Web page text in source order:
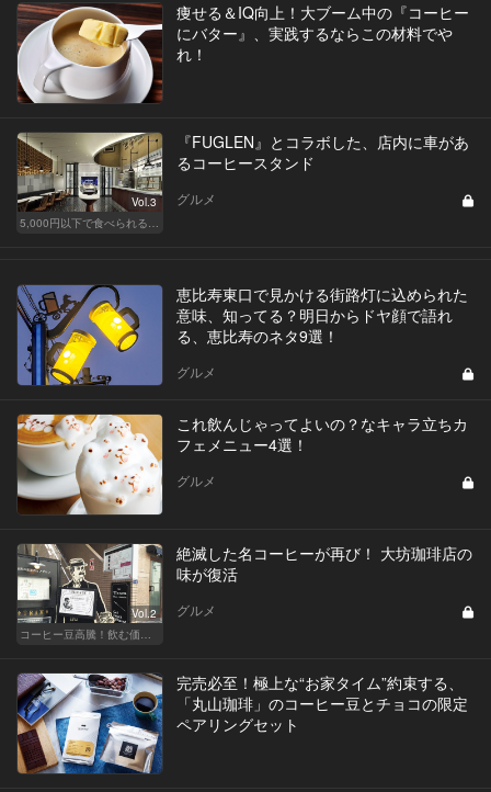
痩せる＆IQ向上！大ブーム中の『コーヒー
にバター』、実践するならこの材料でや
れ！
Vol.3
5,000円以下で食べられる！人気のカジュアルレストラン
『FUGLEN』とコラボした、店内に車があ
るコーヒースタンド
グルメ
恵比寿東口で見かける街路灯に込められた
意味、知ってる？明日からドヤ顔で語れ
る、恵比寿のネタ9選！
グルメ
これ飲んじゃってよいの？なキャラ立ちカ
フェメニュー4選！
グルメ
Vol.2
コーヒー豆高騰！飲む価値あるコーヒーはここだ
絶滅した名コーヒーが再び！ 大坊珈琲店の
味が復活
グルメ
完売必至！極上な“お家タイム”約束する、
「丸山珈琲」のコーヒー豆とチョコの限定
ペアリングセット